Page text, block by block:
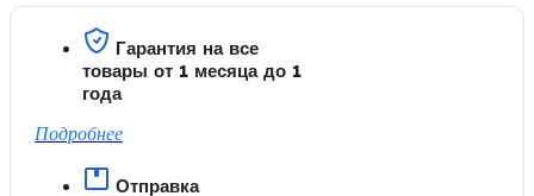
Гарантия на все
товары от 1 месяца до 1
года
Подробнее
Отправка